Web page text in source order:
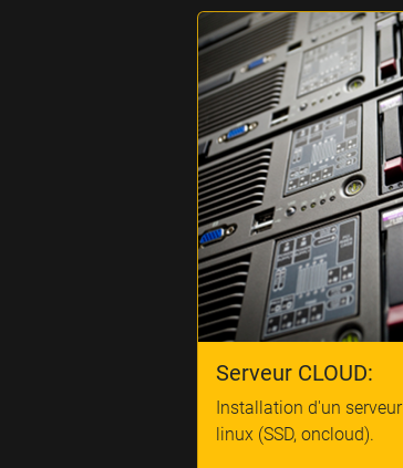
Serveur CLOUD:
Installation d'un
linux (SSD, oncloud).